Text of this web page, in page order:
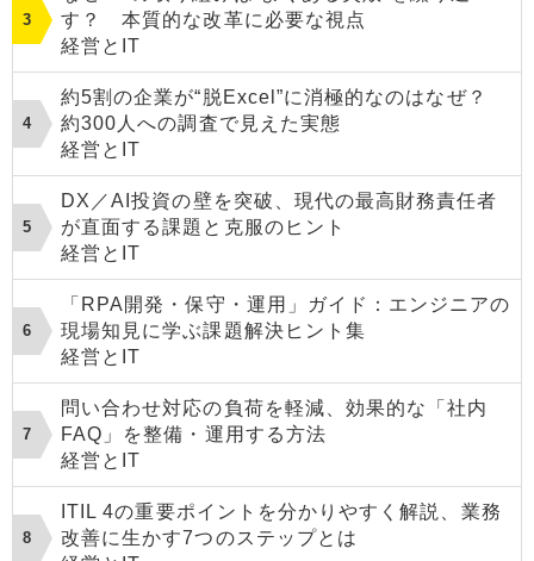
す？ 本質的な改革に必要な視点
経営とIT
約5割の企業が“脱Excel”に消極的なのはなぜ？
約300人への調査で見えた実態
経営とIT
DX／AI投資の壁を突破、現代の最高財務責任者
が直面する課題と克服のヒント
経営とIT
「RPA開発・保守・運用」ガイド：エンジニアの
現場知見に学ぶ課題解決ヒント集
経営とIT
問い合わせ対応の負荷を軽減、効果的な「社内
FAQ」を整備・運用する方法
経営とIT
ITIL 4の重要ポイントを分かりやすく解説、業務
改善に生かす7つのステップとは